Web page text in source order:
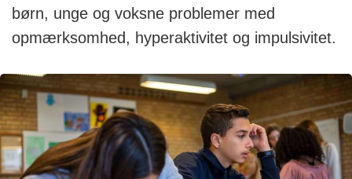
børn, unge og voksne problemer med
opmærksomhed, hyperaktivitet og impulsivitet.